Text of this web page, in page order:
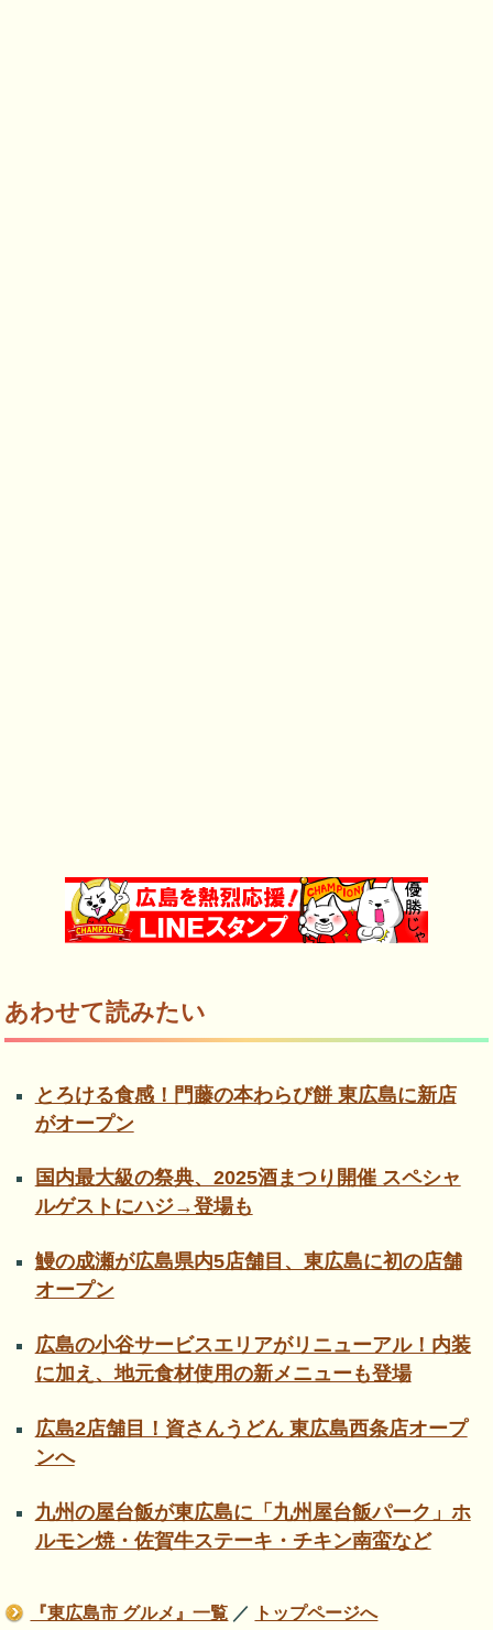
あわせて読みたい
とろける食感！門藤の本わらび餅 東広島に新店
がオープン
国内最大級の祭典、2025酒まつり開催 スペシャ
ルゲストにハジ→登場も
鰻の成瀬が広島県内5店舗目、東広島に初の店舗
オープン
広島の小谷サービスエリアがリニューアル！内装
に加え、地元食材使用の新メニューも登場
広島2店舗目！資さんうどん 東広島西条店オープ
ンへ
九州の屋台飯が東広島に「九州屋台飯パーク」ホ
ルモン焼・佐賀牛ステーキ・チキン南蛮など
『東広島市 グルメ』一覧 ／ トップページへ